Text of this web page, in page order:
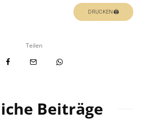
DRUCKEN🖨
Teilen
Beiträge